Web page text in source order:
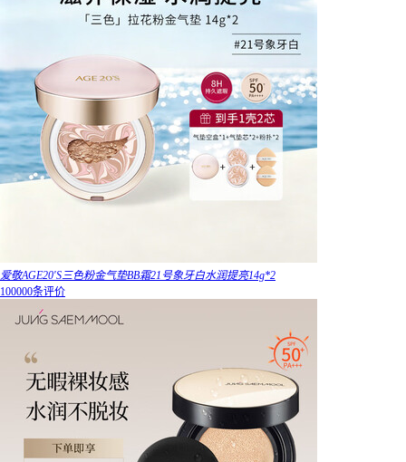
爱敬AGE20'S三色粉金气垫BB霜21号象牙白水润提亮14g*2
100000条评价